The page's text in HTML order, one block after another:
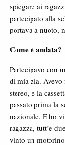
spiegare ai
partecipato alla
portava a nuoto,
Come è andata?
Partecipavo con
di mia zia. Avevo
stereo, e la
passato prima la
nazionale. E ho
ragazza, tutt’e
vinto un